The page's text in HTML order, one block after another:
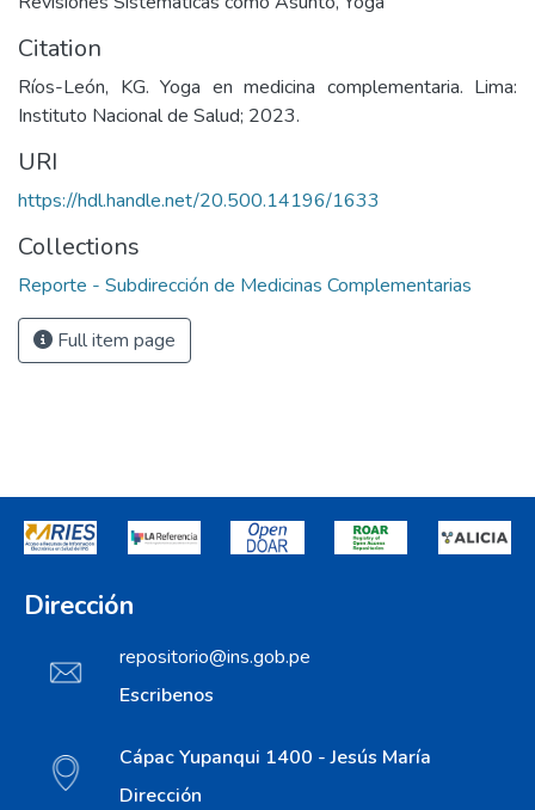
Citation
Ríos-León, KG. Yoga en medicina complementaria. Lima:
Instituto Nacional de Salud; 2023.
URI
https://hdl.handle.net/20.500.14196/1633
Collections
Reporte - Subdirección de Medicinas Complementarias
Full item page
Dirección
repositorio@ins.gob.pe
Escribenos
Cápac Yupanqui 1400 - Jesús María
Dirección